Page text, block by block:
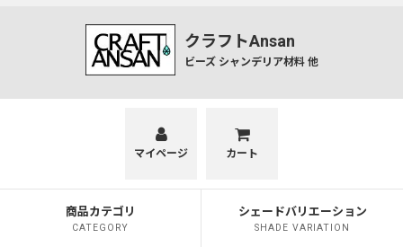
クラフトAnsan
ビーズ シャンデリア材料 他
商品カテゴリ
CATEGORY
シェードバリエーション
SHADE VARIATION
マイページ カート